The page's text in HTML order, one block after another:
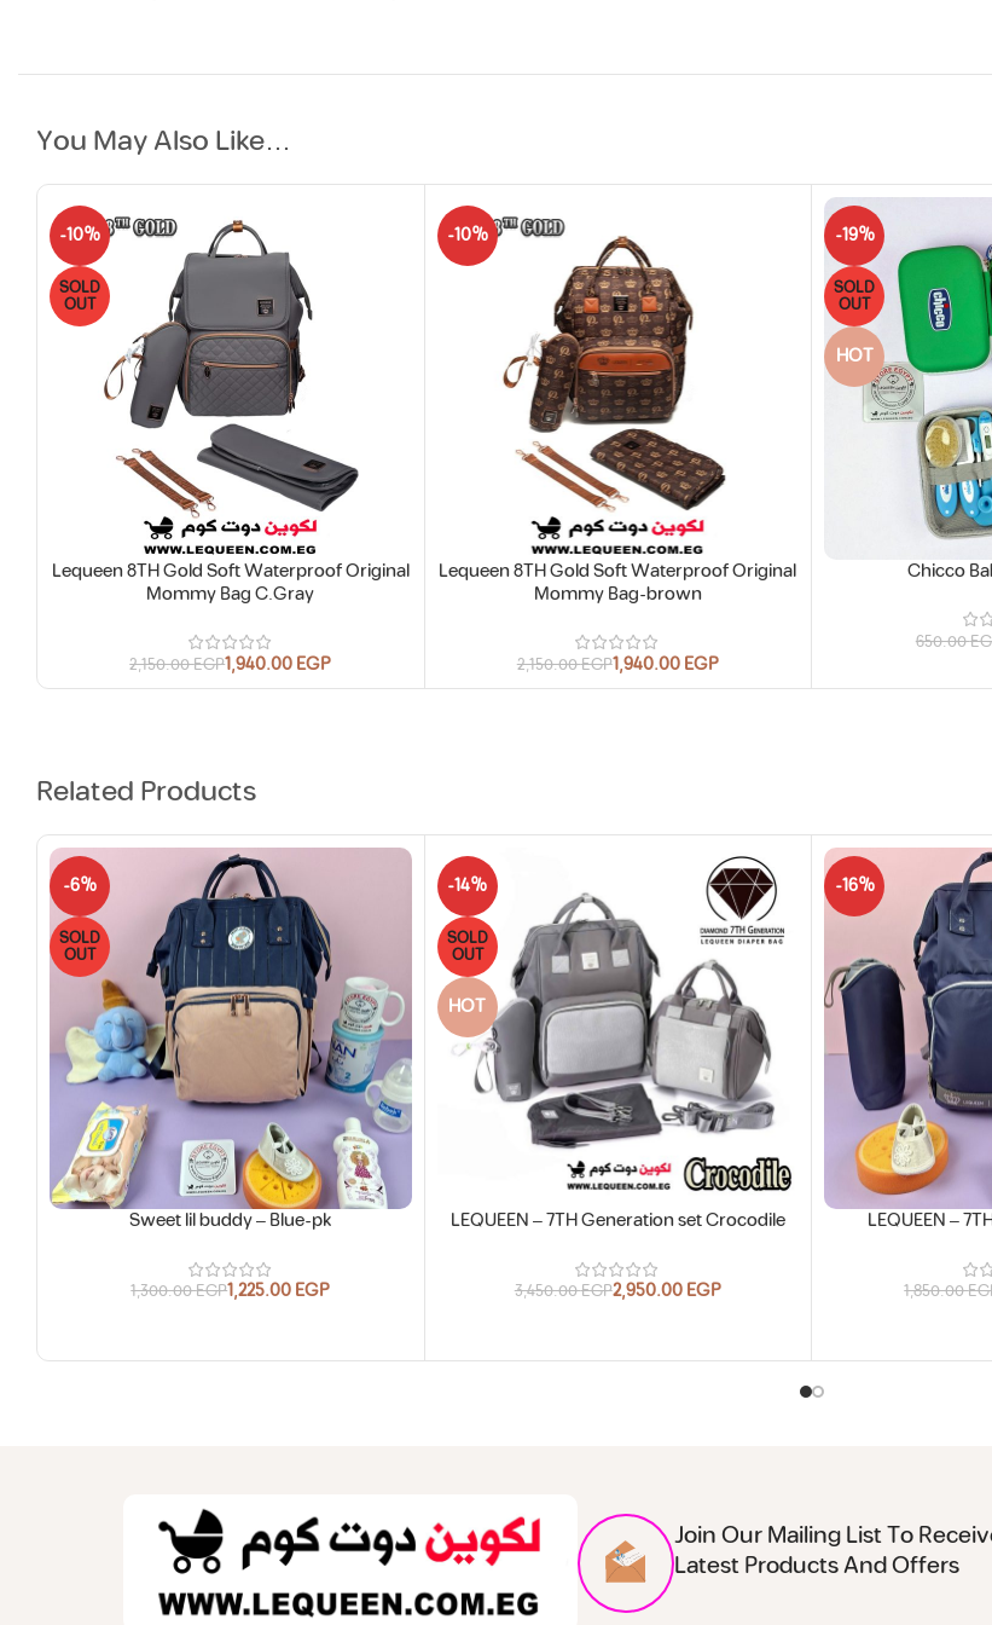
You May Also Like…
-10%
SOLD
OUT
Lequeen 8TH Gold Soft Waterproof Original
Mommy Bag C.Gray
2,150.00EGP1,940.00EGP
-10%
Lequeen 8TH Gold Soft Waterproof Original
Mommy Bag-brown
2,150.00EGP1,940.00EGP
-19%
SOLD
OUT
HOT
Chicco
650.00
Related Products
-6%
SOLD
OUT
Sweet lil buddy – Blue-pk
1,300.00EGP1,225.00EGP
-14%
SOLD
OUT
HOT
LEQUEEN – 7TH Generation set Crocodile
3,450.00EGP2,950.00EGP
-16%
LEQUEEN –
1,850.00
Join Our Mailing List To
Latest Products And Offers